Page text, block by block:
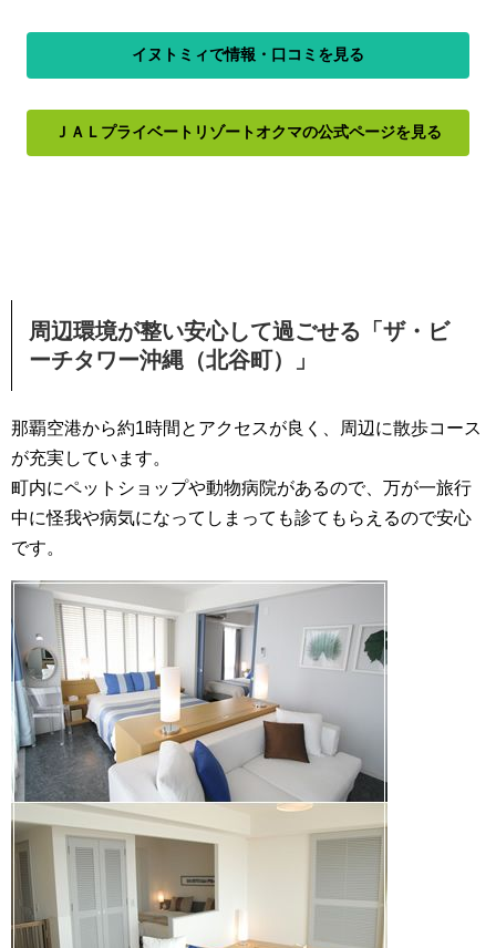
イヌトミィで情報・口コミを見る
ＪＡＬプライベートリゾートオクマの公式ページを見る
周辺環境が整い安心して過ごせる「ザ・ビ
ーチタワー沖縄（北谷町）」
那覇空港から約1時間とアクセスが良く、周辺に散歩コース
が充実しています。
町内にペットショップや動物病院があるので、万が一旅行
中に怪我や病気になってしまっても診てもらえるので安心
です。